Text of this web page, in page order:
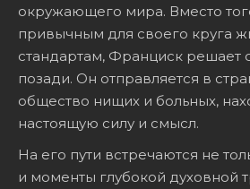
окружающего мира. Вместо
привычным для своего круга
стандартам, Франциск решает
позади. Он отправляется в
общество нищих и больных,
настоящую силу и смысл.
На его пути встречаются не
и моменты глубокой духовной